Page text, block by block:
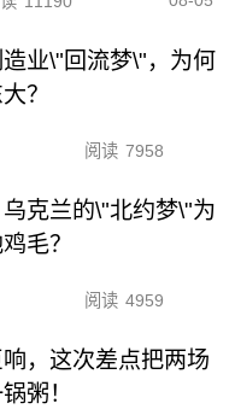
业\"回流梦\"，为何
？
阅读 7958
克兰的\"北约梦\"为
毛？
阅读 4959
，这次差点把两场
粥！